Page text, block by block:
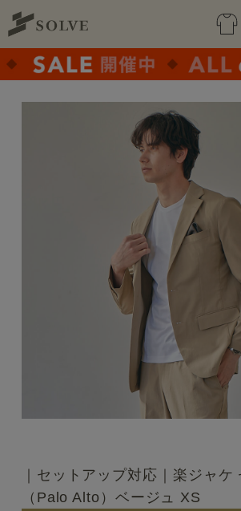
｜セットアップ対応｜楽ジャケ
（Palo Alto）ベージュ XS